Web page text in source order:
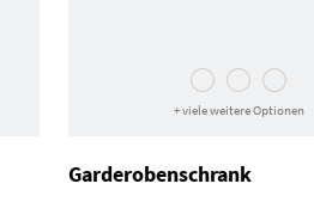
+ viele weitere Optionen
Garderobenschrank